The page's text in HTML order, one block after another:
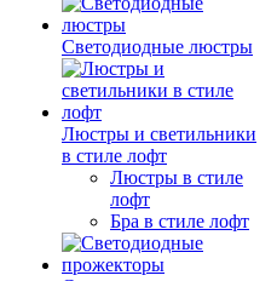
Светодиодные люстры
Люстры и светильники
в стиле лофт
Люстры в стиле
лофт
Бра в стиле лофт